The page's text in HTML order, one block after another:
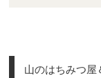
山のはちみつ屋